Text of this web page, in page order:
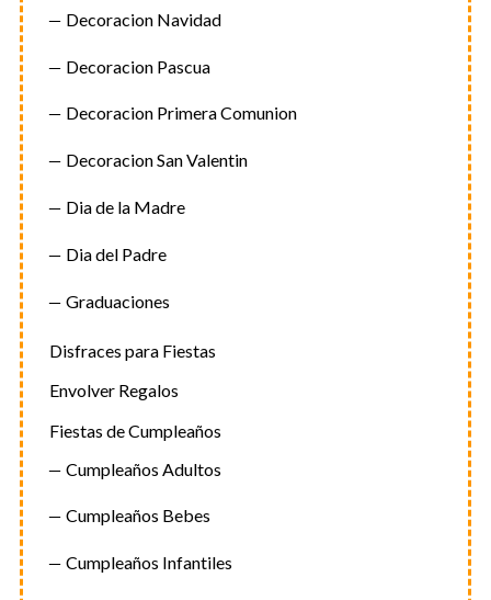
Decoracion Navidad
Decoracion Pascua
Decoracion Primera Comunion
Decoracion San Valentin
Dia de la Madre
Dia del Padre
Graduaciones
Disfraces para Fiestas
Envolver Regalos
Fiestas de Cumpleaños
Cumpleaños Adultos
Cumpleaños Bebes
Cumpleaños Infantiles